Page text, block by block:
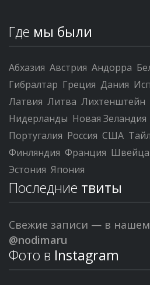
Где мы были
Абхазия Австрия Андорра
Гибралтар Греция Дания
Латвия Литва Лихтенштейн
Нидерланды Новая Зеландия
Португалия Россия США
Финляндия Франция
Эстония Япония
Последние твиты
Свежие записи — в
@nodimaru
Фото в Instagram